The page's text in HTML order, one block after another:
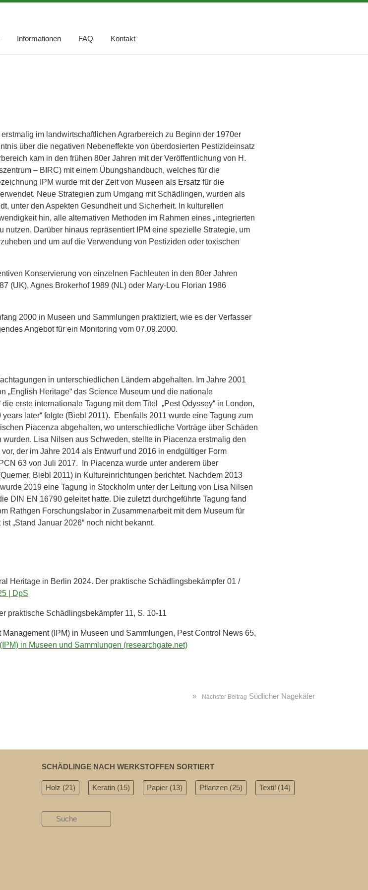
Informationen FAQ Kontakt
im landwirtschaftlichen Agrarbereich zu Beginn der 1970er
über die negativen Nebeneffekte von überdosierten Pestizideinsatz
kam in den frühen 80er Jahren mit der Veröffentlichung von H.
– BIRC) mit einem Übungshandbuch, welches für die
IPM wurde mit der Zeit von Museen als Ersatz für die
Neue Strategien zum Umgang mit Schädlingen, wurden als
unter den Aspekten Gesundheit und Sicherheit. In kulturellen
hin, alle alternativen Methoden im Rahmen eines „integrierten
nutzen. Darüber hinaus repräsentiert IPM eine spezielle Strategie, um
und um auf die Verwendung von Pestiziden oder toxischen
Konservierung von einzelnen Fachleuten in den 80er Jahren
(UK), Agnes Brokerhof 1989 (NL) oder Mary-Lou Florian 1986
2000 in Museen und Sammlungen praktiziert, wie es der Verfasser
Angebot für ein Monitoring vom 07.09.2000.
in unterschiedlichen Ländern abgehalten. Im Jahre 2001
„English Heritage“ das Science Museum und die nationale
erste internationale Tagung mit dem Titel „Pest Odyssey“ in London,
later“ folgte (Biebl 2011). Ebenfalls 2011 wurde eine Tagung zum
Piacenza abgehalten, wo unterschiedliche Vorträge über Schäden
Lisa Nilsen aus Schweden, stellte in Piacenza erstmalig den
der im Jahre 2014 als Entwurf und 2016 in endgültiger Form
63 von Juli 2017. In Piacenza wurde unter anderem über
Biebl 2011) in Kultureinrichtungen berichtet. Nachdem 2013
2019 eine Tagung in Stockholm unter der Leitung von Lisa Nilsen
DIN EN 16790 geleitet hatte. Die zuletzt durchgeführte Tagung fand
Rathgen Forschungslabor in Zusammenarbeit mit dem Museum für
„Stand Januar 2026“ noch nicht bekannt.
Heritage in Berlin 2024. Der praktische Schädlingsbekämpfer 01 /
| DpS
praktische Schädlingsbekämpfer 11, S. 10-11
(IPM) in Museen und Sammlungen, Pest Control News 65,
in Museen und Sammlungen (researchgate.net)
» Nächster Beitrag Südlicher Nagekäfer
SCHÄDLINGE NACH WERKSTOFFEN SORTIERT
Holz (21) Keratin (15) Papier (13) Pflanzen (25) Textil (14)